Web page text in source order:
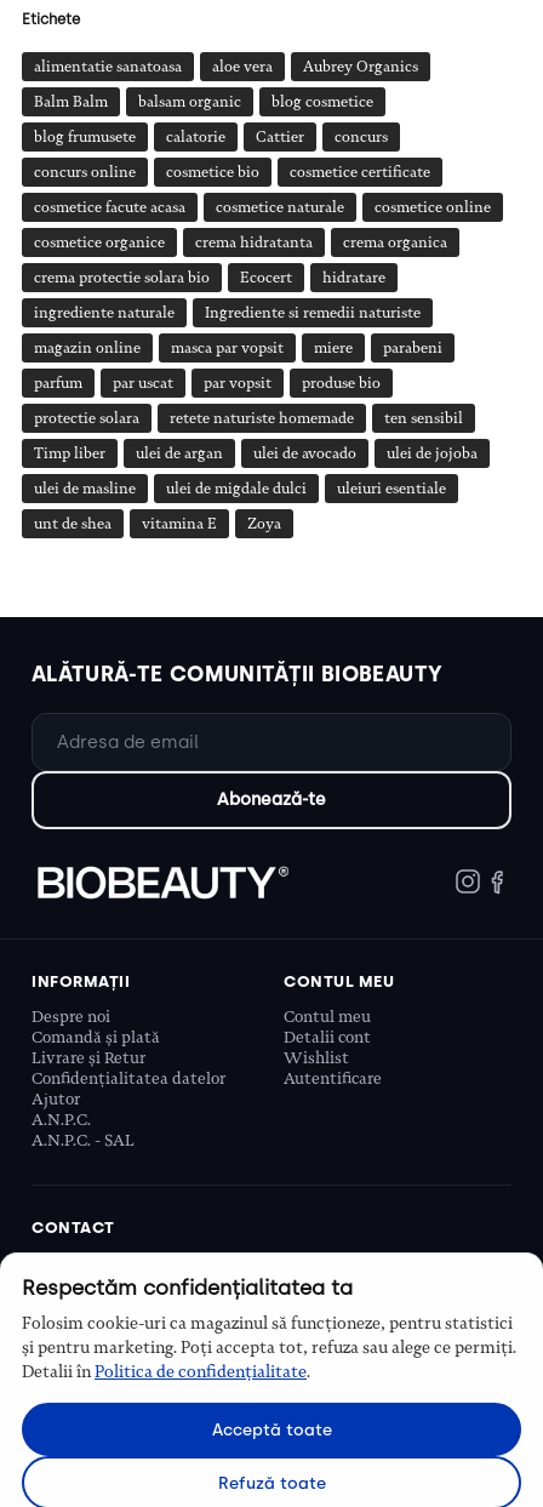
Etichete
alimentatie sanatoasa aloe vera Aubrey Organics
Balm Balm balsam organic blog cosmetice
blog frumusete calatorie Cattier concurs
concurs online cosmetice bio cosmetice certificate
cosmetice facute acasa cosmetice naturale cosmetice online
cosmetice organice crema hidratanta crema organica
crema protectie solara bio Ecocert hidratare
ingrediente naturale Ingrediente si remedii naturiste
magazin online masca par vopsit miere parabeni
parfum par uscat par vopsit produse bio
protectie solara retete naturiste homemade ten sensibil
Timp liber ulei de argan ulei de avocado ulei de jojoba
ulei de masline ulei de migdale dulci uleiuri esentiale
unt de shea vitamina E Zoya
ALĂTURĂ-TE COMUNITĂȚII BIOBEAUTY
INFORMAȚII
Despre noi
Comandă și plată
Livrare și Retur
Confidențialitatea datelor
Ajutor
A.N.P.C.
A.N.P.C. - SAL
CONTUL MEU
Contul meu
Detalii cont
Wishlist
Autentificare
CONTACT
Sector 6, București, România
Program
Luni–Vineri, 9:00 – 16:00
Respectăm confidențialitatea ta
Folosim cookie-uri ca magazinul să funcționeze, pentru statistici
și pentru marketing. Poți accepta tot, refuza sau alege ce permiți.
Detalii înPolitica de confidențialitate.
Acceptă toate
Refuză toate